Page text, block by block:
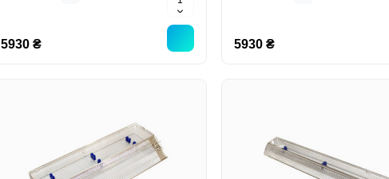
5930 ₴ 5930 ₴